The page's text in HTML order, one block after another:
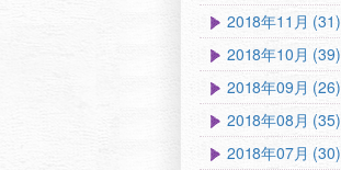
2018年11月 (31)
2018年10月 (39)
2018年09月 (26)
2018年08月 (35)
2018年07月 (30)